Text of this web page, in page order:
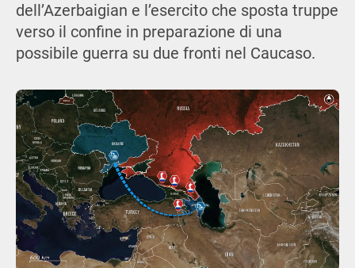
dell’Azerbaigian e l’esercito che sposta truppe
verso il confine in preparazione di una
possibile guerra su due fronti nel Caucaso.